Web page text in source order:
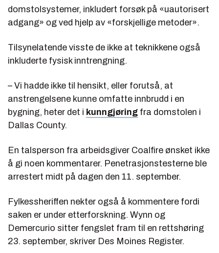
domstolsystemer, inkludert forsøk på «uautorisert
adgang» og ved hjelp av «forskjellige metoder».
Tilsynelatende visste de ikke at teknikkene også
inkluderte fysisk inntrengning.
– Vi hadde ikke til hensikt, eller forutså, at
anstrengelsene kunne omfatte innbrudd i en
bygning, heter det i kunngjøring fra domstolen i
Dallas County.
En talsperson fra arbeidsgiver Coalfire ønsket ikke
å gi noen kommentarer. Penetrasjonstesterne ble
arrestert midt på dagen den 11. september.
Fylkessheriffen nekter også å kommentere fordi
saken er under etterforskning. Wynn og
Demercurio sitter fengslet fram til en rettshøring
23. september, skriver Des Moines Register.